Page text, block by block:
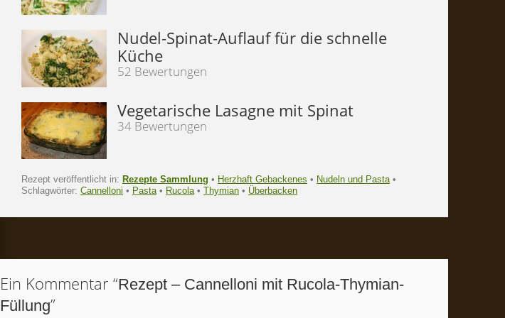
Nudel-Spinat-Auflauf für die schnelle
Küche
52 Bewertungen
Vegetarische Lasagne mit Spinat
34 Bewertungen
Rezept veröffentlicht in: Rezepte Sammlung • Herzhaft Gebackenes • Nudeln und Pasta •
Schlagwörter: Cannelloni • Pasta • Rucola • Thymian • Überbacken
Ein Kommentar “Rezept – Cannelloni mit Rucola-Thymian-
Füllung”